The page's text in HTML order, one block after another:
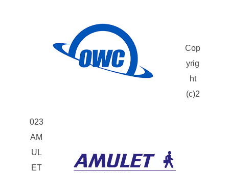
Cop
yrig
ht
(c)2
023
AM
UL
ET